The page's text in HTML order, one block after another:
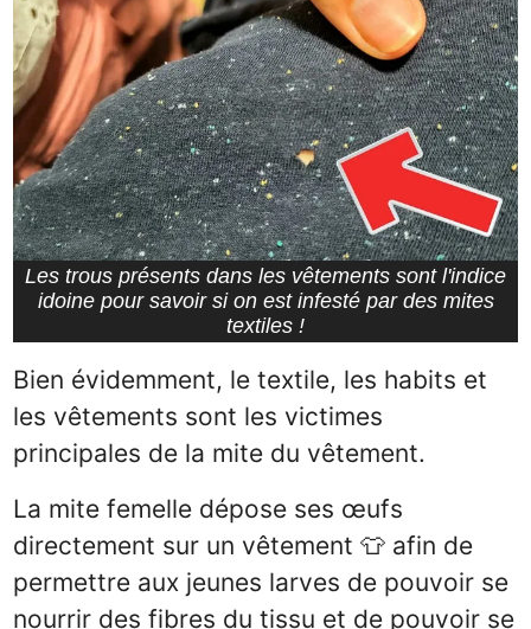
Les trous présents dans les vêtements sont l'indice
idoine pour savoir si on est infesté par des mites
textiles !
Bien évidemment, le textile, les habits et
les vêtements sont les victimes
principales de la mite du vêtement.
La mite femelle dépose ses œufs
directement sur un vêtement 👕 afin de
permettre aux jeunes larves de pouvoir se
nourrir des fibres du tissu et de pouvoir se